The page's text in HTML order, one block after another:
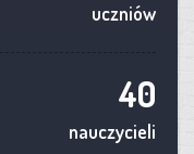
uczniów
40
nauczycieli